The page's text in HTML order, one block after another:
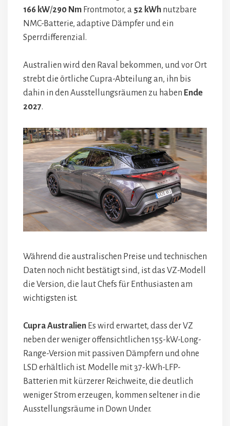
166 kW/290 Nm Frontmotor, a 52 kWh nutzbare
NMC-Batterie, adaptive Dämpfer und ein
Sperrdifferenzial.
Australien wird den Raval bekommen, und vor Ort
strebt die örtliche Cupra-Abteilung an, ihn bis
dahin in den Ausstellungsräumen zu haben Ende
2027.
Während die australischen Preise und technischen
Daten noch nicht bestätigt sind, ist das VZ-Modell
die Version, die laut Chefs für Enthusiasten am
wichtigsten ist.
Cupra Australien Es wird erwartet, dass der VZ
neben der weniger offensichtlichen 155-kW-Long-
Range-Version mit passiven Dämpfern und ohne
LSD erhältlich ist. Modelle mit 37-kWh-LFP-
Batterien mit kürzerer Reichweite, die deutlich
weniger Strom erzeugen, kommen seltener in die
Ausstellungsräume in Down Under.